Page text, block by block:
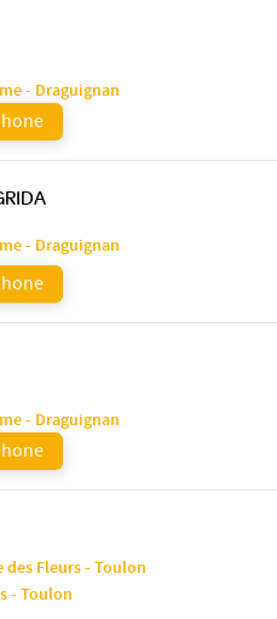
- Draguignan
- Draguignan
- Draguignan
Fleurs - Toulon
- Toulon